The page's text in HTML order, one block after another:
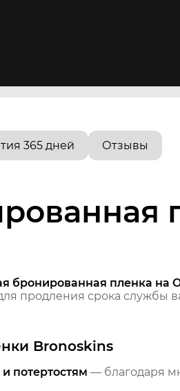
365 дней Отзывы
бронированная пленка на
продления срока службы
Bronoskins
потертостям — благодаря